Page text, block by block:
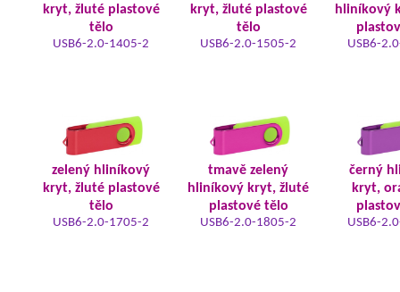
kryt, žluté plastové
tělo
USB6-2.0-1405-2
kryt, žluté plastové
tělo
USB6-2.0-1505-2
hliníkový
USB6-
zelený hliníkový
kryt, žluté plastové
tělo
USB6-2.0-1705-2
tmavě zelený
hliníkový kryt, žluté
plastové tělo
USB6-2.0-1805-2
černý
kryt,
USB6-